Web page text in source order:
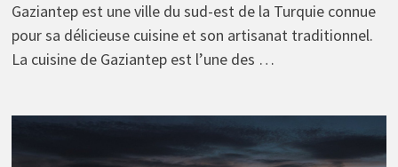
Gaziantep est une ville du sud-est de la Turquie connue
pour sa délicieuse cuisine et son artisanat traditionnel.
La cuisine de Gaziantep est l’une des …